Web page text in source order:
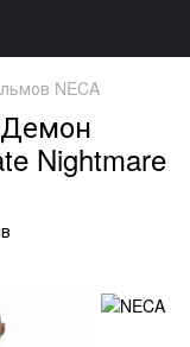
NECA
Nightmare